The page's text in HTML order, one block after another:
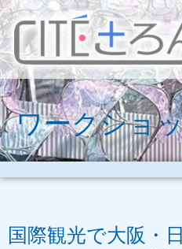
ワークショ
国際観光で大阪・